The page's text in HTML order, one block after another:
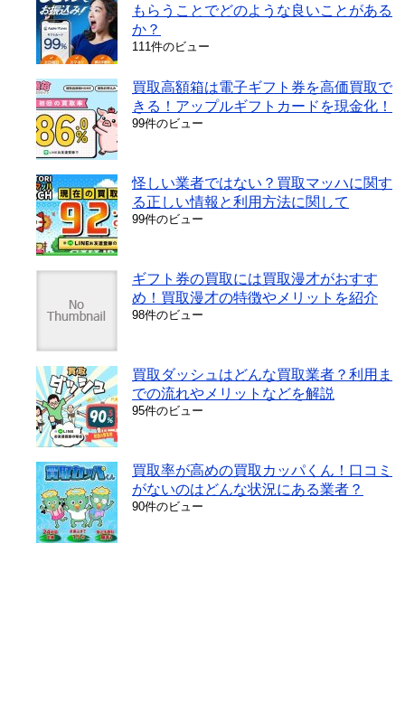
もらうことでどのような良いことがある
か？
111件のビュー
買取高額箱は電子ギフト券を高価買取で
きる！アップルギフトカードを現金化！
99件のビュー
怪しい業者ではない？買取マッハに関す
る正しい情報と利用方法に関して
99件のビュー
ギフト券の買取には買取漫才がおすす
め！買取漫才の特徴やメリットを紹介
98件のビュー
買取ダッシュはどんな買取業者？利用ま
での流れやメリットなどを解説
95件のビュー
買取率が高めの買取カッパくん！口コミ
がないのはどんな状況にある業者？
90件のビュー